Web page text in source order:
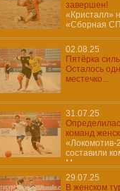
завершен!
«Кристалл»
«Сборная
02.08.25
Пятёрка
Осталось
местечко...
31.07.25
команд
составили
М»…
29.07.25
В женском